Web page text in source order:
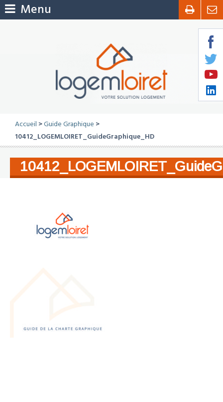
Menu
Accueil >Guide Graphique >
10412_LOGEMLOIRET_GuideGraphique_HD